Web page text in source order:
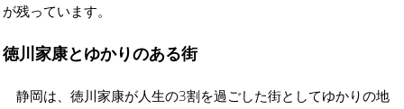
が残っています。
徳川家康とゆかりのある街
静岡は、徳川家康が人生の3割を過ごした街としてゆかりの地